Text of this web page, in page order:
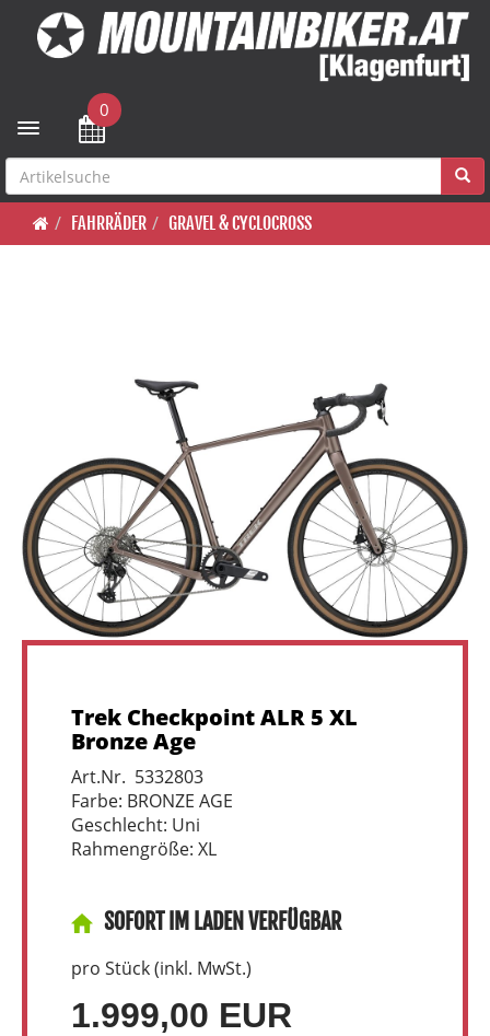
Toggle navigation
0
FAHRRÄDER GRAVEL & CYCLOCROSS
Trek Checkpoint ALR 5 XL
Bronze Age
Art.Nr. 5332803
Farbe: BRONZE AGE
Geschlecht: Uni
Rahmengröße: XL
SOFORT IM LADEN VERFÜGBAR
pro Stück (inkl. MwSt.)
1.999,00 EUR